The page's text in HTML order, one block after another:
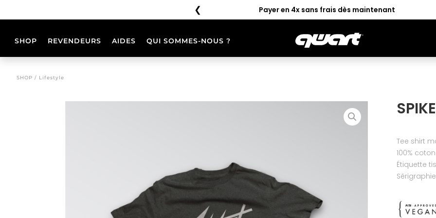
❮ Payer en 4x sans frais dès maintenant
SHOP REVENDEURS AIDES QUI SOMMES-NOUS ?
CASQUES
SHOP / Lifestyle
SPIKE
Tee shirt
100%
Étiquette